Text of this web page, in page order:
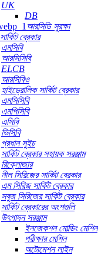
UK
DB
আরসিডি সুরক্ষা
সার্কিট ব্রেকার
এমসিবি
আরসিসিবি
ELCB
আরসিবিও
হাইড্রোলিক সার্কিট ব্রেকার
এমসিসিবি
এমপিসিবি
এসিবি
ভিসিবি
প্রধান সুইচ
সার্কিট ব্রেকার সহায়ক সরঞ্জাম
রিক্লোজার
নীল সিরিজের সার্কিট ব্রেকার
এম সিরিজ সার্কিট ব্রেকার
সবুজ সিরিজের সার্কিট ব্রেকার
সার্কিট ব্রেকারের অংশগুলি
উৎপাদন সরঞ্জাম
ইনজেকশন মোল্ডিং মেশিন
পরীক্ষার মেশিন
অটোমেশন লাইন